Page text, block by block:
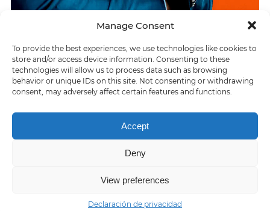
Manage Consent
To provide the best experiences, we use technologies like cookies to
store and/or access device information. Consenting to these
technologies will allow us to process data such as browsing
behavior or unique IDs on this site. Not consenting or withdrawing
consent, may adversely affect certain features and functions.
Accept
Deny
View preferences
Declaración de privacidad
ÚLTIMAS RESPUESTAS
Saturno tiene varios -.
> El grito de Leónidas en 300, ¡Esto es __! .
Privacy policy